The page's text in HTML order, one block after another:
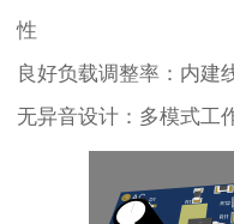
性
良好负载调整率：内建
无异音设计：多模式工